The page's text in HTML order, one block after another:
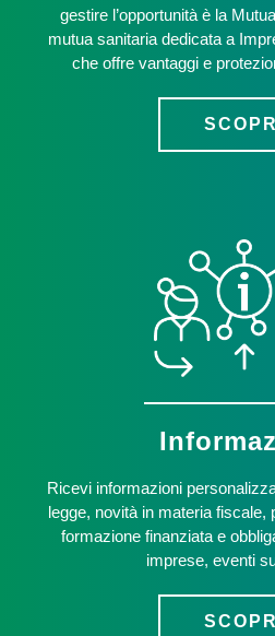
gestire l’opportunità è la
mutua sanitaria dedicata a
che offre vantaggi e
SCOPRI
Ricevi informazioni
legge, novità in materia fiscale,
formazione finanziata e
imprese, eventi
SCOPRI